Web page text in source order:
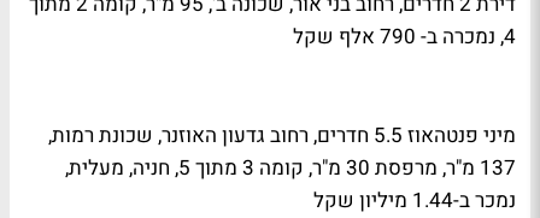
4, נמכרה ב- 790 אלף שקל
מיני פנטהאוז 5.5 חדרים, רחוב גדעון האוזנר, שכונת רמות,
137 מ"ר, מרפסת 30 מ"ר, קומה 3 מתוך 5, חניה, מעלית,
נמכר ב-1.44 מיליון שקל